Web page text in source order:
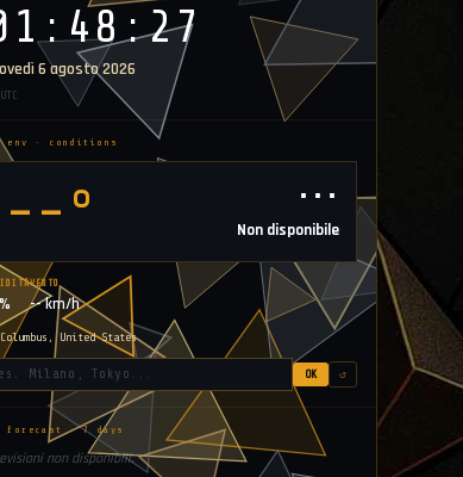
6 agosto 2026
· conditions
--° ⋯
Non disponibile
VENTO
-- km/h
United States
OK ↺
· 7 days
non disponibili.